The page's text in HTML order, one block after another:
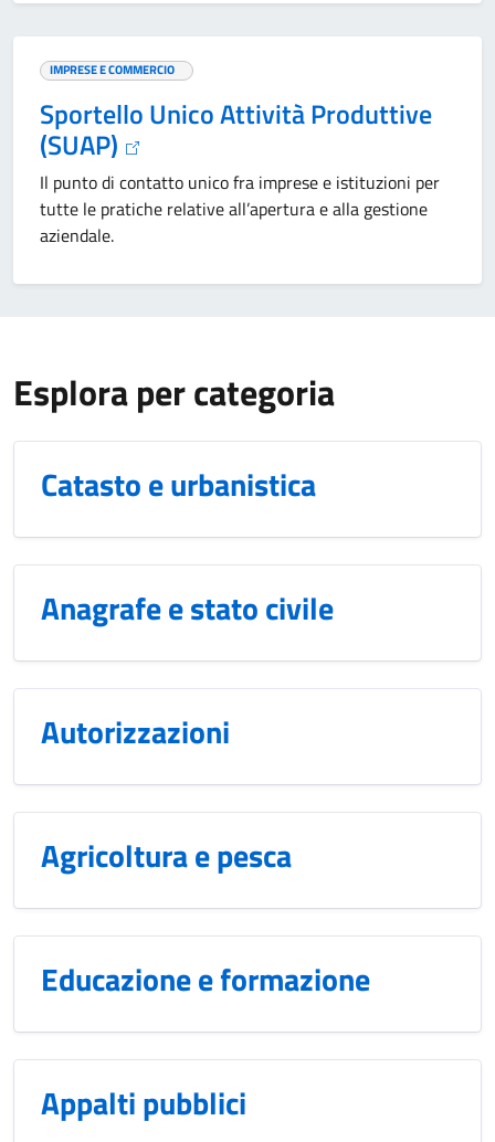
IMPRESE E COMMERCIO
Sportello Unico Attività Produttive
(SUAP)
Il punto di contatto unico fra imprese e istituzioni per
tutte le pratiche relative all’apertura e alla gestione
aziendale.
Esplora per categoria
Catasto e urbanistica
Anagrafe e stato civile
Autorizzazioni
Agricoltura e pesca
Educazione e formazione
Appalti pubblici